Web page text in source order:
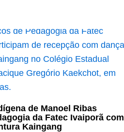
de Manoel Ribas
da Fatec Ivaiporã com
Kaingang